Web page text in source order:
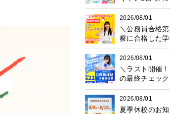
る！
2026/08/01
＼公務員合格
察に合格した
ー！
2026/08/01
＼ラスト開催
の最終チェッ
務員模試】に
2026/08/01
夏季休校のお